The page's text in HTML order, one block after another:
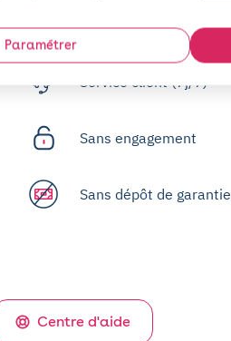
Service client (7j/7)
Sans engagement
Sans dépôt de garantie
Centre d'aide
Paramétrer